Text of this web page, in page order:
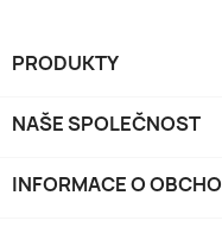
PRODUKTY
NAŠE SPOLEČNOST
INFORMACE O